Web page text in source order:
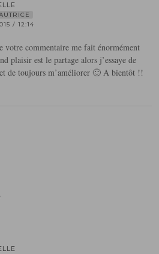
/ 12:14
votre commentaire me fait énormément
plaisir est le partage alors j’essaye de
de toujours m’améliorer 🙂 A bientôt !!